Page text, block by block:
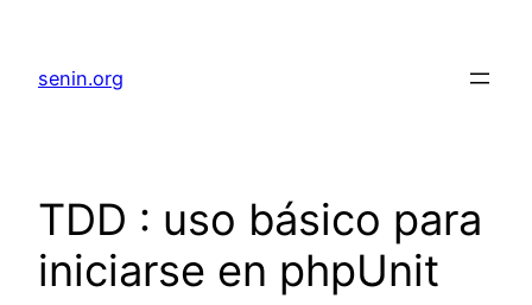
senin.org
TDD : uso básico para
iniciarse en phpUnit